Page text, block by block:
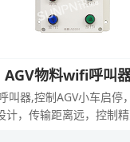
AGV物料wifi呼叫
叫器,控制AGV小车启停
计，传输距离远，控制精